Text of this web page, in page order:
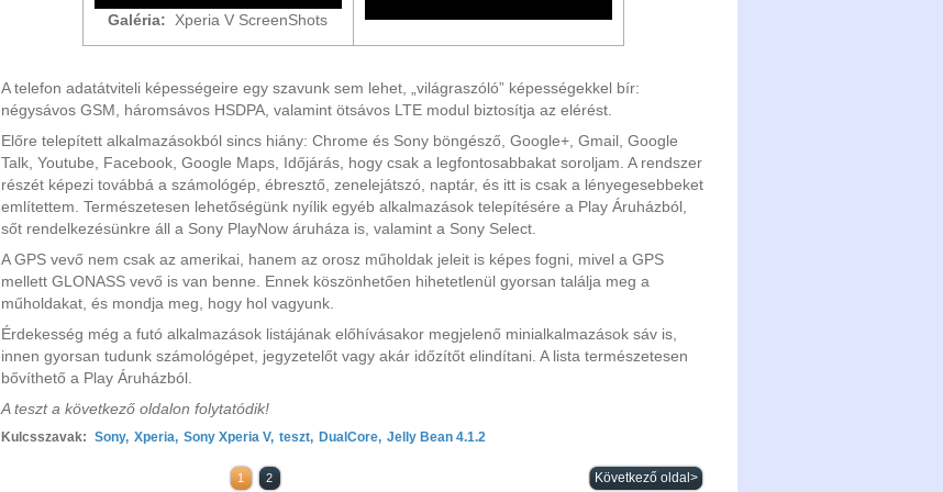
Galéria: Xperia V ScreenShots
A telefon adatátviteli képességeire egy szavunk sem lehet, „világraszóló” képességekkel bír:
négysávos GSM, háromsávos HSDPA, valamint ötsávos LTE modul biztosítja az elérést.
Előre telepített alkalmazásokból sincs hiány: Chrome és Sony böngésző, Google+, Gmail, Google
Talk, Youtube, Facebook, Google Maps, Időjárás, hogy csak a legfontosabbakat soroljam. A rendszer
részét képezi továbbá a számológép, ébresztő, zenelejátszó, naptár, és itt is csak a lényegesebbeket
említettem. Természetesen lehetőségünk nyílik egyéb alkalmazások telepítésére a Play Áruházból,
sőt rendelkezésünkre áll a Sony PlayNow áruháza is, valamint a Sony Select.
A GPS vevő nem csak az amerikai, hanem az orosz műholdak jeleit is képes fogni, mivel a GPS
mellett GLONASS vevő is van benne. Ennek köszönhetően hihetetlenül gyorsan találja meg a
műholdakat, és mondja meg, hogy hol vagyunk.
Érdekesség még a futó alkalmazások listájának előhívásakor megjelenő minialkalmazások sáv is,
innen gyorsan tudunk számológépet, jegyzetelőt vagy akár időzítőt elindítani. A lista természetesen
bővíthető a Play Áruházból.
A teszt a következő oldalon folytatódik!
Kulcsszavak: Sony, Xperia, Sony Xperia V, teszt, DualCore, Jelly Bean 4.1.2
1 2 Következő oldal>